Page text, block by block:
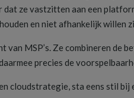
dat ze vastzitten aan een
en niet afhankelijk willen
van MSP’s. Ze combineren de
precies de
cloudstrategie, sta eens stil bij